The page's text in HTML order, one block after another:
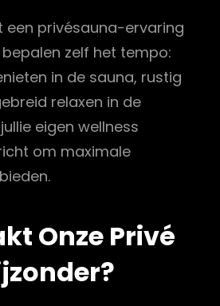
een privésauna-ervaring
zelf het tempo:
in de sauna, rustig
relaxen in de
eigen wellness
om maximale
Onze Privé